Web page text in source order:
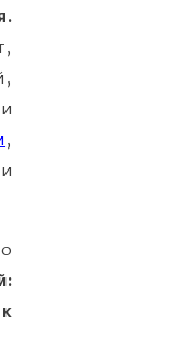
,